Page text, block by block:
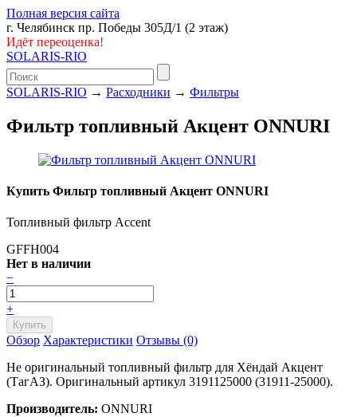
Полная версия сайта
г. Челябинск пр. Победы 305Д/1 (2 этаж)
Идёт переоценка!
SOLARIS-RIO
SOLARIS-RIO → Расходники → Фильтры
Фильтр топливный Акцент ONNURI
Купить Фильтр топливный Акцент ONNURI
Топливный фильтр Accent
GFFH004
Нет в наличии
−
+
Обзор Характеристики Отзывы (0)
Не оригинальный топливный фильтр для Хёндай Акцент
(ТагАЗ). Оригинальный артикул 3191125000 (31911-25000).
Производитель: ONNURI